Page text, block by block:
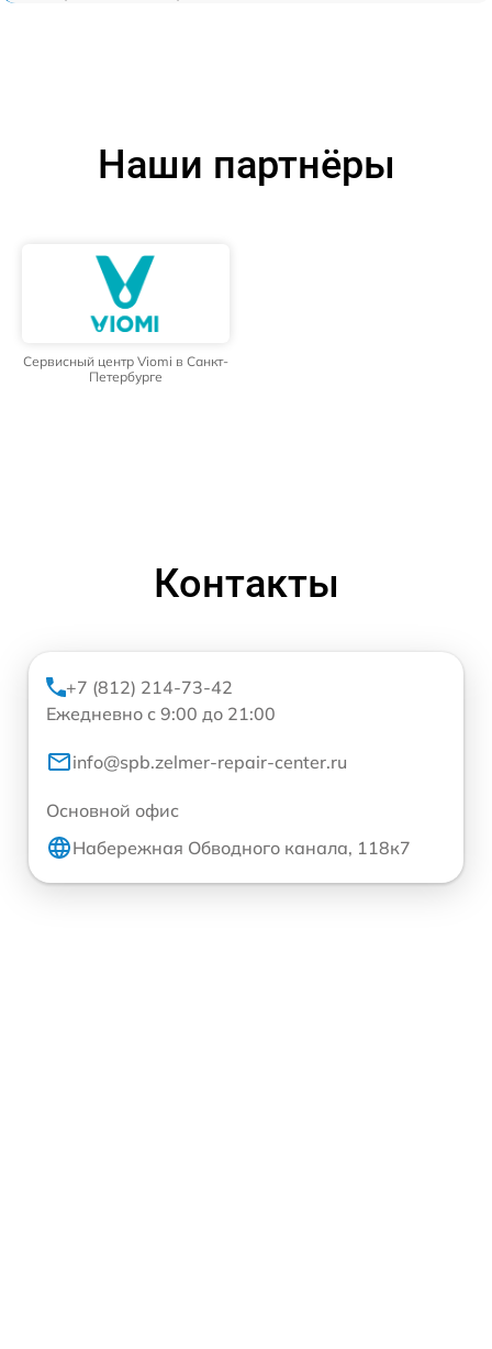
Наши партнёры
Сервисный центр Viomi в Санкт-
Петербурге
Контакты
+7 (812) 214-73-42
Ежедневно с 9:00 до 21:00
info@spb.zelmer-repair-center.ru
Основной офис
Набережная Обводного канала, 118к7